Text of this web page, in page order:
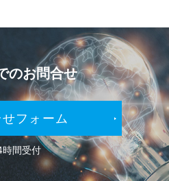
のお問合せ
フォーム
時間受付